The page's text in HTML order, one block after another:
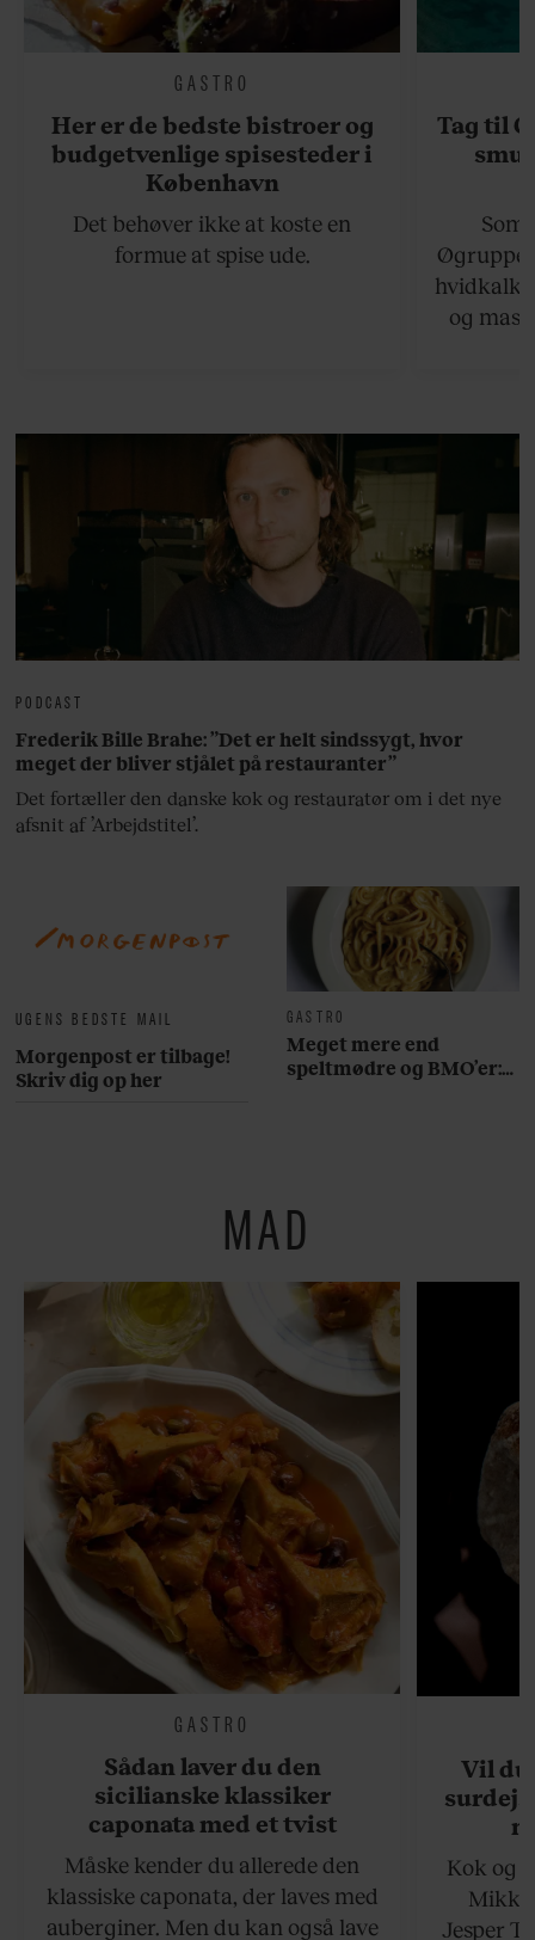
GASTRO
Her er de bedste bistroer og
budgetvenlige spisesteder i
København
Det behøver ikke at koste en
formue at spise ude.
Tag til
og
UGENS BEDSTE MAIL
Morgenpost er tilbage!
Skriv dig op her
GASTRO
Meget mere end
speltmødre og BMO’er:
PODCAST
Frederik Bille Brahe: ”Det er helt sindssygt, hvor
meget der bliver stjålet på restauranter”
Det fortæller den danske kok og restauratør om i det nye
afsnit af ’Arbejdstitel’.
MAD
GASTRO
Sådan laver du den
sicilianske klassiker
caponata med et tvist
Måske kender du allerede den
klassiske caponata, der laves med
auberginer. Men du kan også lave
Vil du
Kok og
Jesper